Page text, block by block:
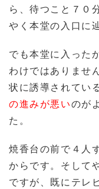
ら、待つこと７０
やく本堂の入口に
でも本堂に入った
わけではありませ
状に誘導されてい
の進みが悪いのが
た。
焼香台の前で４人
からです。そして
ですが、既にテレ